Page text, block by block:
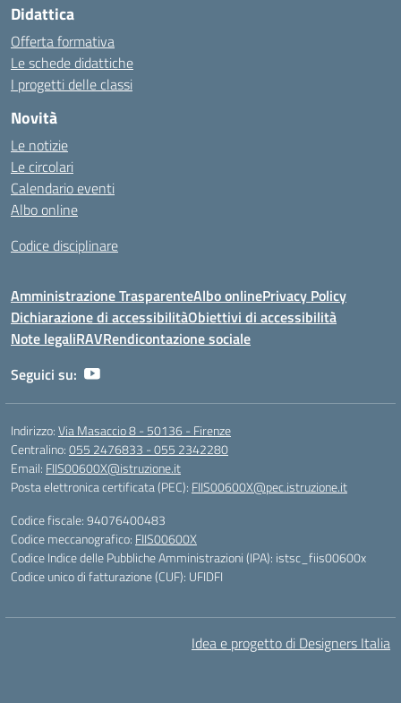
Didattica
Offerta formativa
Le schede didattiche
I progetti delle classi
Novità
Le notizie
Le circolari
Calendario eventi
Albo online
Codice disciplinare
Amministrazione TrasparenteAlbo onlinePrivacy Policy
Dichiarazione di accessibilitàObiettivi di accessibilità
Note legaliRAVRendicontazione sociale
Seguici su:
Indirizzo:Via Masaccio 8 - 50136 - Firenze
Centralino:055 2476833 - 055 2342280
Email: FIIS00600X@istruzione.it
Posta elettronica certificata (PEC): FIIS00600X@pec.istruzione.it
Codice fiscale: 94076400483
Codice meccanografico: FIIS00600X
Codice Indice delle Pubbliche Amministrazioni (IPA): istsc_fiis00600x
Codice unico di fatturazione (CUF): UFIDFI
Idea e progetto di Designers Italia